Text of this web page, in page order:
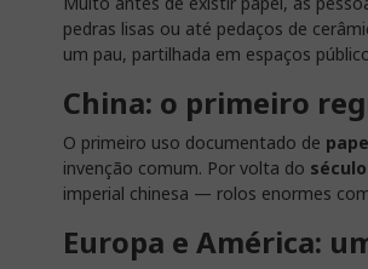
pedras lisas ou até pedaços de
um pau, partilhada em espaços
China: o primeiro
O primeiro uso documentado de
invenção comum. Por volta do
imperial chinesa — rolos enormes
Europa e América: